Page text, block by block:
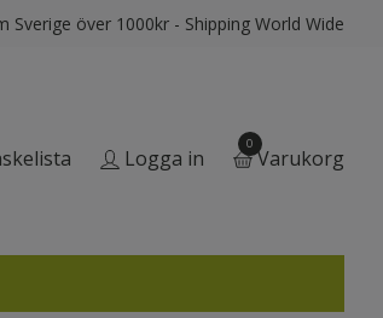
Sverige över 1000kr - Shipping World Wide
Logga in
0
Varukorg